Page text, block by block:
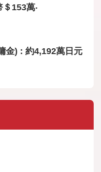
153萬‧
金) : 約4,192萬日元